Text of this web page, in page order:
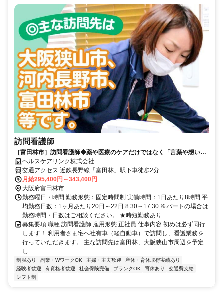
訪問看護師
［富田林市］訪問看護師◆薬や医療のケアだけではなく「言葉や想い」
でケア
ヘルスケアリンク株式会社
交通アクセス 近鉄長野線「富田林」駅下車徒歩2分
月給295,400円～343,400円
大阪府富田林市
勤務曜日・時間 勤務形態：固定時間制 実働時間：1日あたり8時間 平
均勤務日数：1ヶ月あたり20日～22日 8:30～17:30 ※パートの場合は
勤務時間・日数はご相談ください。 ★時短勤務あり
募集要項 職種 訪問看護師 雇用形態 正社員 仕事内容 初めは必ず同行
します！ 利用者さま宅へ社有車（軽自動車）で訪問し、看護業務を
行っていただきます。 主な訪問先は富田林、大阪狭山市周辺を予定
し...
制服あり 副業・WワークOK 主婦・主夫歓迎
産休・育休取得実績あり
経験者歓迎
有資格者歓迎 社会保険完備 ブランクOK 育休あり
交通費支給
シフト制